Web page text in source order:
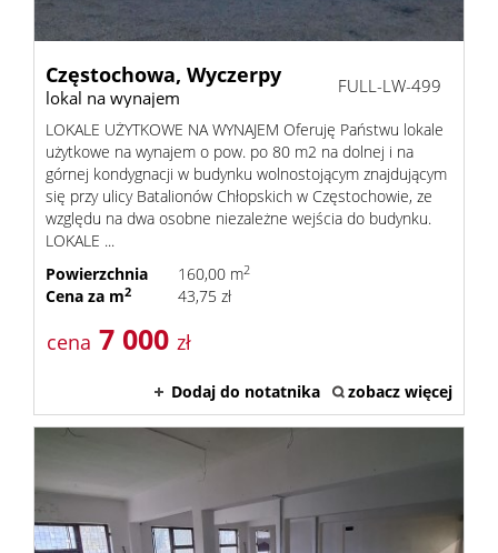
Częstochowa, Wyczerpy
lokal na wynajem
FULL-LW-499
LOKALE UŻYTKOWE NA WYNAJEM Oferuję Państwu lokale
użytkowe na wynajem o pow. po 80 m2 na dolnej i na
górnej kondygnacji w budynku wolnostojącym znajdującym
się przy ulicy Batalionów Chłopskich w Częstochowie, ze
względu na dwa osobne niezależne wejścia do budynku.
LOKALE ...
Powierzchnia
160,00 m2
Cena za m2 43,75 zł
cena 7 000 zł
Dodaj do notatnika zobacz więcej